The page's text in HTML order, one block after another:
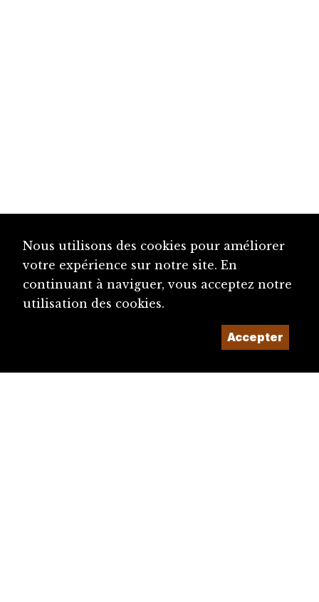
Nous utilisons des cookies pour améliorer
votre expérience sur notre site. En
continuant à naviguer, vous acceptez notre
utilisation des cookies.
Accepter